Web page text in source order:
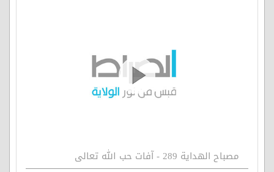
مصباح الهداية 289 - آفات حب الله تعالى